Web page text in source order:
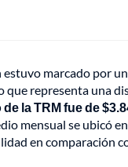
marcado por
que representa una
la TRM fue de
mensual se ubicó
en comparación